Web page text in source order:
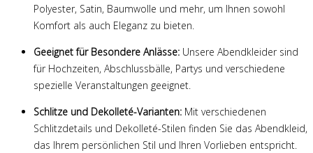
Polyester, Satin, Baumwolle und mehr, um Ihnen sowohl
Komfort als auch Eleganz zu bieten.
Geeignet für Besondere Anlässe: Unsere Abendkleider sind
für Hochzeiten, Abschlussbälle, Partys und verschiedene
spezielle Veranstaltungen geeignet.
Schlitze und Dekolleté-Varianten: Mit verschiedenen
Schlitzdetails und Dekolleté-Stilen finden Sie das Abendkleid,
das Ihrem persönlichen Stil und Ihren Vorlieben entspricht.